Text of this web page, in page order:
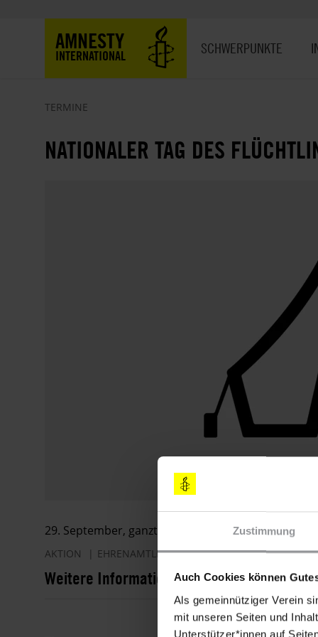
Zustimmung
Auch Cookies können
Als gemeinnütziger Verein
mit unseren Seiten und
Unterstützer*innen auf
AMNESTY
INTERNATIONAL SCHWERPUNKTE
TERMINE
NATIONALER TAG DES
29. September, ganztägig
AKTION EHRENAMTLICHE GRUPPEN
Weitere Informationen